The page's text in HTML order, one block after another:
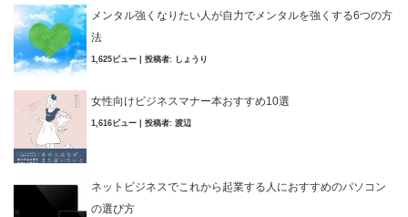
メンタル強くなりたい人が自力でメンタルを強くする6つの方
法
1,625ビュー 投稿者: しょうり
女性向けビジネスマナー本おすすめ10選
1,616ビュー 投稿者: 渡辺
ネットビジネスでこれから起業する人におすすめのパソコン
の選び方